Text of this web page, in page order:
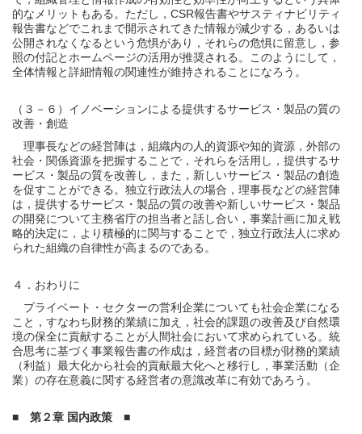
的なメリットもある。ただし，CSR報告書やサスティナビリティ
報告書などでこれまで開示されてきた情報が減少する，あるいは
公開されなくなるという危惧があり，それらの危惧に留意し，参
照の付記とホームページの活用が推奨される。このようにして，
全体情報と詳細情報の関連性が維持されることになろう。
（３－６）イノベーションによる提供するサービス・製品の質の
改善・創造
理事長などの経営陣は，組織内の人的資源や知的資源，外部の
社会・関係資源を把握することで，それらを活用し，提供するサ
ービス・製品の質を改善し，また，新しいサービス・製品の創造
を促すことができる。独立行政法人の場合，理事長などの経営陣
は，提供するサービス・製品の質の改善や新しいサービス・製品
の開発について主務省庁の担当者と話し合い，事業計画に加え戦
略的決定に，より積極的に関与することで，独立行政法人に求め
られた組織の自律性が高まるのである。
４．おわりに
プライベート・セクターの営利企業についても社会企業になる
こと，すなわち財務的業績に加え，社会的課題の改善及び自然環
境の保全に貢献することが人間社会において求められている。統
合思考に基づく事業報告書の作成は，経営者の目標が財務的業績
（利益）最大化から社会的貢献最大化へと移行し，事業活動（企
業）の存在意義に関する経営者の意識改革に有効であろう。
■ 第２章 国内政策 ■